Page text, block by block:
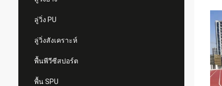
ลู่วิ่ง PU
ลู่วิ่งสังเคราะห์
พื้นพีวีซีสปอร์ต
พื้น SPU